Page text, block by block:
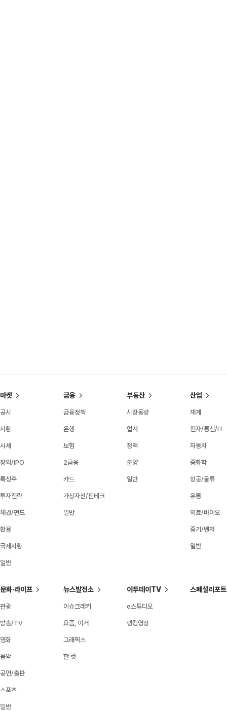
마켓
공시
시황
시세
장외/IPO
특징주
투자전략
채권/펀드
환율
국제시황
일반
금융
금융정책
은행
보험
2금융
카드
가상자산/핀테크
일반
부동산
시장동향
업계
정책
분양
일반
산업
재계
전자/통신/IT
자동차
중화학
항공/물류
유통
의료/바이오
중기/벤처
일반
문화·라이프
관광
방송/TV
영화
음악
공연/출판
스포츠
일반
뉴스발전소
이슈크래커
요즘, 이거
그래픽스
한 컷
이투데이TV
e스튜디오
랭킹영상
스페셜리포트